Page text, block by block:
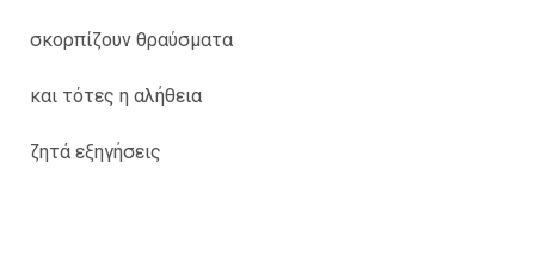
σκορπίζουν θραύσματα
και τότες η αλήθεια
ζητά εξηγήσεις